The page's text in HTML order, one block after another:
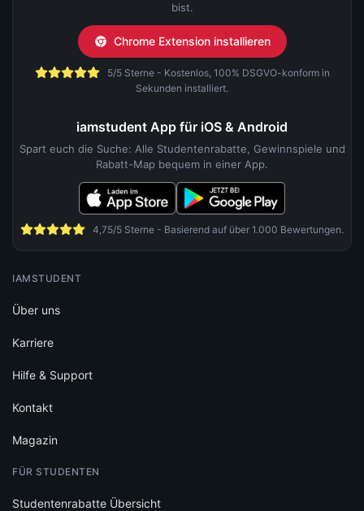
bist.
Chrome Extension installieren
5/5 Sterne - Kostenlos, 100% DSGVO-konform in
Sekunden installiert.
iamstudent App für iOS & Android
Spart euch die Suche: Alle Studentenrabatte, Gewinnspiele und
Rabatt-Map bequem in einer App.
4,75/5 Sterne - Basierend auf über 1.000 Bewertungen.
IAMSTUDENT
Über uns
Karriere
Hilfe & Support
Kontakt
Magazin
FÜR STUDENTEN
Studentenrabatte Übersicht